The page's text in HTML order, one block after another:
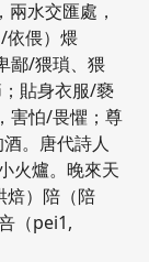
兩水交匯處，
依偎）煨
鄙/猥瑣、猥
貼身衣服/褻
害怕/畏懼；尊
。唐代詩人
火爐。晚來天
焙）陪（陪
（pei1,